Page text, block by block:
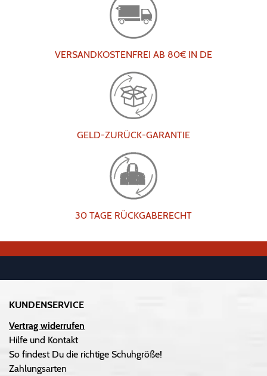
VERSANDKOSTENFREI AB 80€ IN DE
GELD-ZURÜCK-GARANTIE
30 TAGE RÜCKGABERECHT
KUNDENSERVICE
Vertrag widerrufen
Hilfe und Kontakt
So findest Du die richtige Schuhgröße!
Zahlungsarten